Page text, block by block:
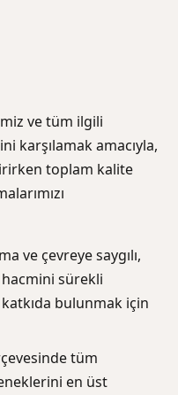
ve tüm ilgili
karşılamak amacıyla,
toplam kalite
ve çevreye saygılı,
sürekli
bulunmak için
tüm
en üst